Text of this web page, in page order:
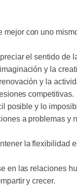
mejor con uno
el sentido de
y la
y la
competitivas.
posible y lo
a problemas y
la flexibilidad
en las relaciones
y crecer.